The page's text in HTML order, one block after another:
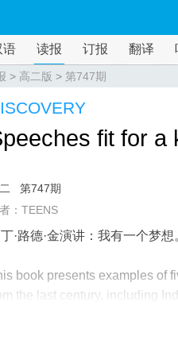
语 读报 订报 翻译
> 高二版 > 第747期
fit for a
第747期
：TEENS
·路德·金演讲：我有一个梦
book presents examples of
the last century, including